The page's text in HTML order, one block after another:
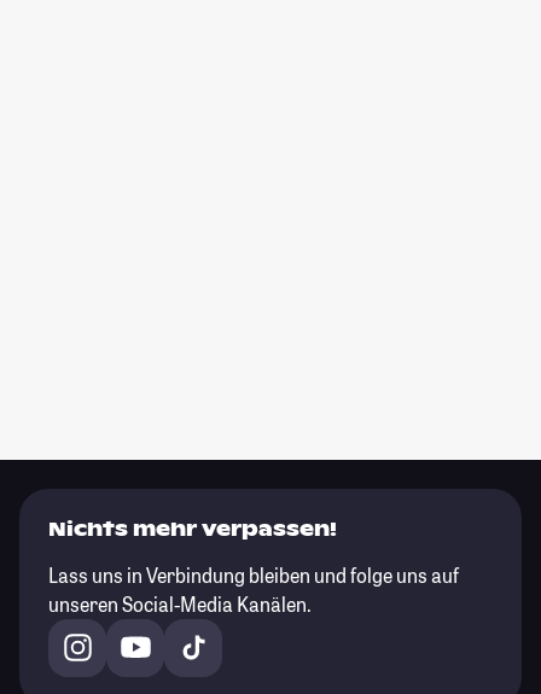
Nichts mehr verpassen!
Lass uns in Verbindung bleiben und folge uns auf
unseren Social-Media Kanälen.